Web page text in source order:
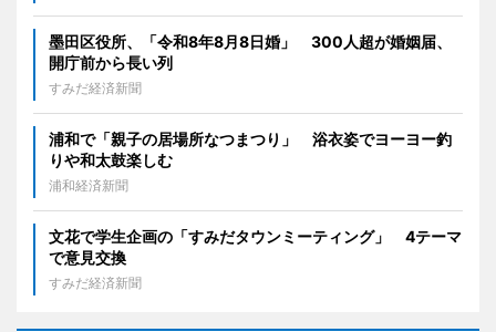
墨田区役所、「令和8年8月8日婚」 300人超が婚姻届、
開庁前から長い列
すみだ経済新聞
浦和で「親子の居場所なつまつり」 浴衣姿でヨーヨー釣
りや和太鼓楽しむ
浦和経済新聞
文花で学生企画の「すみだタウンミーティング」 4テーマ
で意見交換
すみだ経済新聞